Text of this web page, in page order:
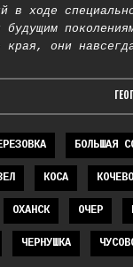
в ходе
они
БОЛЬШАЯ
КОСА КОЧЕВО
ОХАНСК ОЧЕР
ЧЕРНУШКА